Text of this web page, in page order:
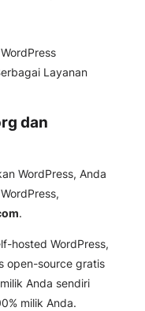
Layanan
dan
WordPress, Anda
.
hosted WordPress,
open-source gratis
Anda sendiri
milik Anda.